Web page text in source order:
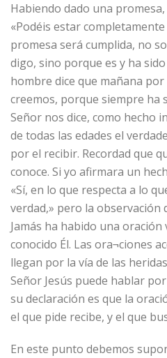
Habiendo dado una
«Podéis estar
promesa será cumplida, no
digo, sino porque es y ha
hombre dice que mañana
creemos, porque siempre ha
Señor nos dice, como hecho
de todas las edades el
por el recibir. Recordad que
conoce. Si yo afirmara un
«Sí, en lo que respecta a lo
verdad,» pero la observación
Jamás ha habido una
conocido Él. Las ora¬ciones
llegan por la vía de las
Señor Jesús puede hablar
su declaración es que la
el que pide recibe, y el que
En este punto debemos